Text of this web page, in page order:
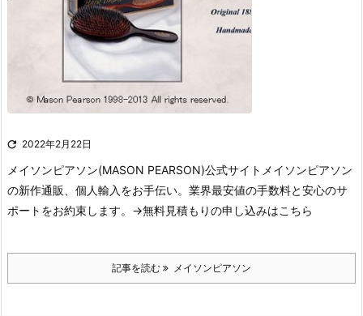
 2022年2月22日
メイソンピアソン(MASON PEARSON)公式サイト メイソンピアソン
の新作通販、個人輸入をお手伝い。業界最安値の手数料と安心のサ
ポートをお約束します。 →無料見積もりの申し込みはこちら
記事を読む メイソンピアソン